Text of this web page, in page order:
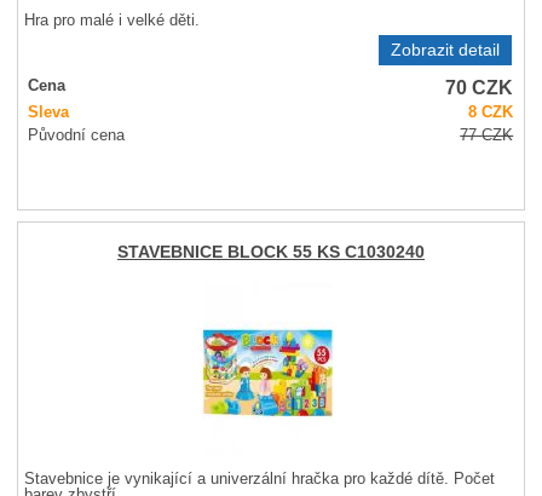
Hra pro malé i velké děti.
Zobrazit detail
Cena 70CZK
Sleva 8CZK
Původní cena
77CZK
STAVEBNICE BLOCK 55 KS C1030240
Stavebnice je vynikající a univerzální hračka pro každé dítě. Počet